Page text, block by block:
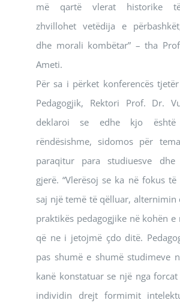
më qartë vlerat historike
zhvillohet vetëdija e
dhe morali kombëtar” – tha
Ameti.
Për sa i përket konferencës
Pedagogjik, Rektori Prof. Dr.
deklaroi se edhe kjo
rëndësishme, sidomos për
paraqitur para studiuesve
gjerë. “Vlerësoj se ka në fokus
saj një temë të qëlluar, alternimin
praktikës pedagogjike në kohën
që ne i jetojmë çdo ditë.
pas shumë e shumë studimeve
kanë konstatuar se një nga
individin drejt formimit